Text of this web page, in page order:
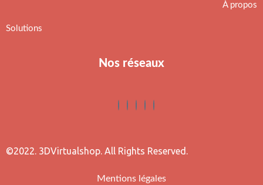
Solutions
À propos
Nos réseaux
©2022. 3DVirtualshop. All Rights Reserved.
Mentions légales